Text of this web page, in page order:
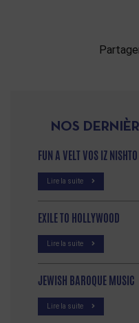
NOS
FUN A VELT VOS IZ
Lire la suite
EXILE TO HOLLYWOOD
Lire la suite
JEWISH BAROQUE MUSIC
Lire la suite